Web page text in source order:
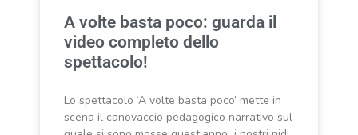
A volte basta poco: guarda il
video completo dello
spettacolo!
Lo spettacolo ‘A volte basta poco’ mette in
scena il canovaccio pedagogico narrativo sul